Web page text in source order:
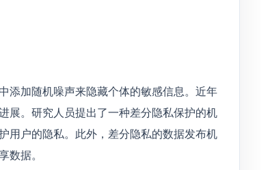
添加随机噪声来隐藏个体的敏感信息。近年
展。研究人员提出了一种差分隐私保护的机
用户的隐私。此外，差分隐私的数据发布机
数据。